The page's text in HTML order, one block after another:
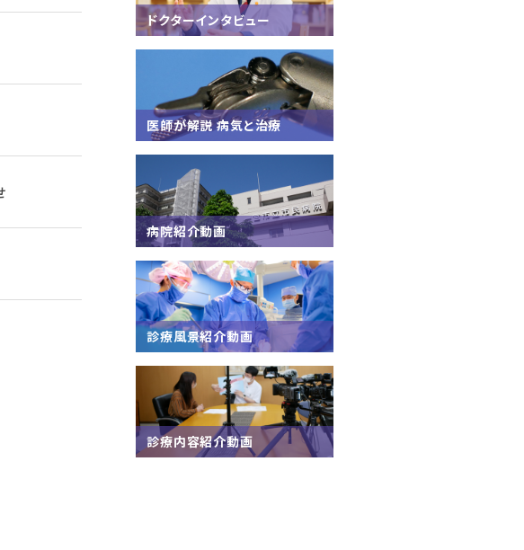
ドクターインタビュー
医師が解説 病気と治療
病院紹介動画
診療風景紹介動画
診療内容紹介動画